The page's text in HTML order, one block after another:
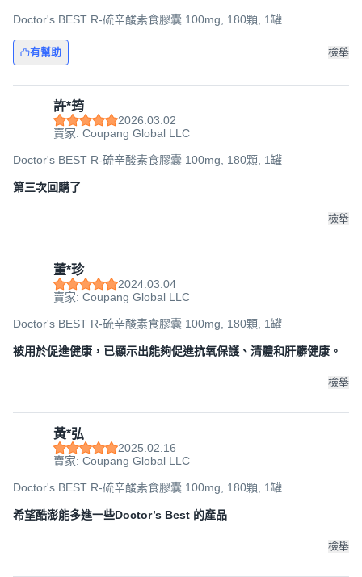
Doctor's BEST R-硫辛酸素食膠囊 100mg, 180顆, 1罐
有幫助 檢舉
許*筠
2026.03.02
賣家: Coupang Global LLC
Doctor's BEST R-硫辛酸素食膠囊 100mg, 180顆, 1罐
第三次回購了
檢舉
董*珍
2024.03.04
賣家: Coupang Global LLC
Doctor's BEST R-硫辛酸素食膠囊 100mg, 180顆, 1罐
被用於促進健康，已顯示出能夠促進抗氧保護、清體和肝髒健康。
檢舉
黃*弘
2025.02.16
賣家: Coupang Global LLC
Doctor's BEST R-硫辛酸素食膠囊 100mg, 180顆, 1罐
希望酷澎能多進一些Doctor’s Best 的產品
檢舉